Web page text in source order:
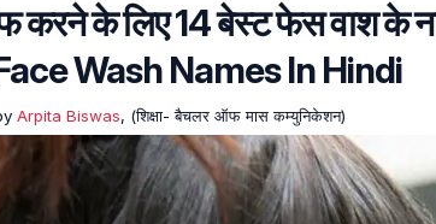
करने के लिए 14 बेस्ट फेस वाश के
Wash Names In Hindi
Arpita Biswas, (शिक्षा- बैचलर ऑफ मास कम्युनिकेशन)